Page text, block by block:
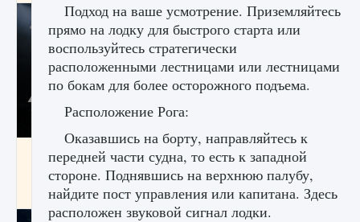
Все новые функции Ultimate Team в EA FC
9 августа 2024 1 297 0 0
Подход на ваше усмотрение. Приземляйтесь
прямо на лодку для быстрого старта или
воспользуйтесь стратегически
расположенными лестницами или лестницами
по бокам для более осторожного подъема.
Расположение Рога:
Оказавшись на борту, направляйтесь к
передней части судна, то есть к западной
стороне. Поднявшись на верхнюю палубу,
найдите пост управления или капитана. Здесь
расположен звуковой сигнал лодки.